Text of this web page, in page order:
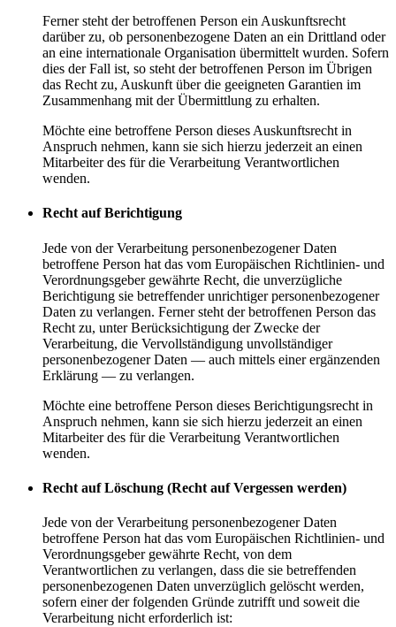
Ferner steht der betroffenen Person ein Auskunftsrecht
darüber zu, ob personenbezogene Daten an ein Drittland oder
an eine internationale Organisation übermittelt wurden. Sofern
dies der Fall ist, so steht der betroffenen Person im Übrigen
das Recht zu, Auskunft über die geeigneten Garantien im
Zusammenhang mit der Übermittlung zu erhalten.
Möchte eine betroffene Person dieses Auskunftsrecht in
Anspruch nehmen, kann sie sich hierzu jederzeit an einen
Mitarbeiter des für die Verarbeitung Verantwortlichen
wenden.
Recht auf Berichtigung
Jede von der Verarbeitung personenbezogener Daten
betroffene Person hat das vom Europäischen Richtlinien- und
Verordnungsgeber gewährte Recht, die unverzügliche
Berichtigung sie betreffender unrichtiger personenbezogener
Daten zu verlangen. Ferner steht der betroffenen Person das
Recht zu, unter Berücksichtigung der Zwecke der
Verarbeitung, die Vervollständigung unvollständiger
personenbezogener Daten — auch mittels einer ergänzenden
Erklärung — zu verlangen.
Möchte eine betroffene Person dieses Berichtigungsrecht in
Anspruch nehmen, kann sie sich hierzu jederzeit an einen
Mitarbeiter des für die Verarbeitung Verantwortlichen
wenden.
Recht auf Löschung (Recht auf Vergessen werden)
Jede von der Verarbeitung personenbezogener Daten
betroffene Person hat das vom Europäischen Richtlinien- und
Verordnungsgeber gewährte Recht, von dem
Verantwortlichen zu verlangen, dass die sie betreffenden
personenbezogenen Daten unverzüglich gelöscht werden,
sofern einer der folgenden Gründe zutrifft und soweit die
Verarbeitung nicht erforderlich ist: